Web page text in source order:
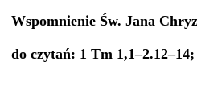
Wspomnienie Św. Jana
do czytań: 1 Tm